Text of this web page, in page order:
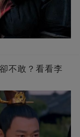
不敢？看看李